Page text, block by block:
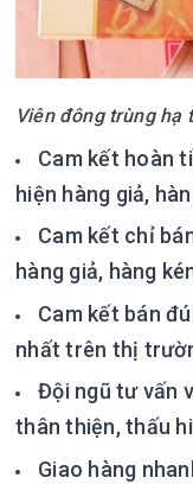
Viên đông trùng hạ
Cam kết hoàn
hiện hàng giả,
Cam kết chỉ
hàng giả, hàng
Cam kết bán
nhất trên thị
Đội ngũ tư vấn
thân thiện, thấu
Giao hàng